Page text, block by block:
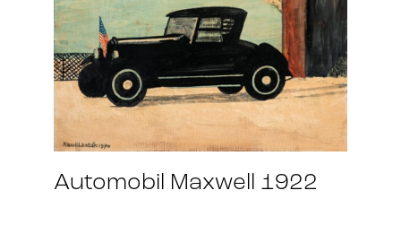
Automobil Maxwell 1922